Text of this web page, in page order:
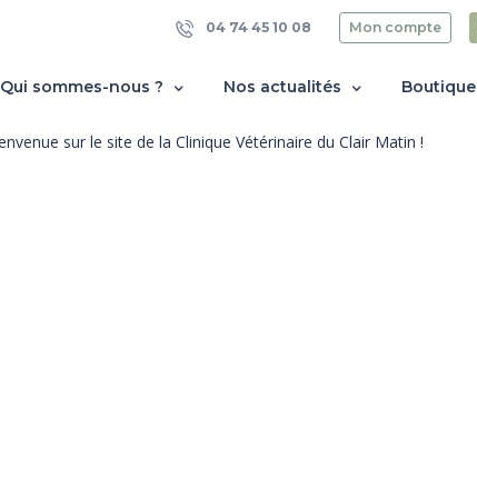
Qui sommes-nous ? Nos actualités Boutique
04 74 45 10 08 Mon compte